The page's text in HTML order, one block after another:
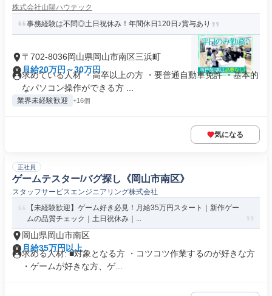
株式会社山陽ハウテック
事務経験は不問◎土日祝休み！年間休日120日♪賞与あり
〒702-8036岡山県岡山市南区三浜町
月給20万円～30万円
求めている人材 ・高卒以上の方 ・要普通自動車免許 ・基本的
なパソコン操作ができる方 ...
業界未経験歓迎 +16個
気になる
正社員
ゲームテスター/バグ探し《岡山市南区》
スタッフサービスエンジニアリング株式会社
【未経験歓迎】ゲーム好き必見！月給35万円スタート｜新作ゲー
ムの品質チェック｜土日祝休み｜...
岡山県岡山市南区
月給35万円以上
求める人材: ■対象となる方 ・コツコツ作業するのが好きな方
・ゲームが好きな方、ゲ...